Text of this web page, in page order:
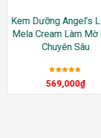
Kem Dưỡng Angel’s
Mela Cream Làm Mờ
Chuyên Sâu
hạng5sao
569,000₫